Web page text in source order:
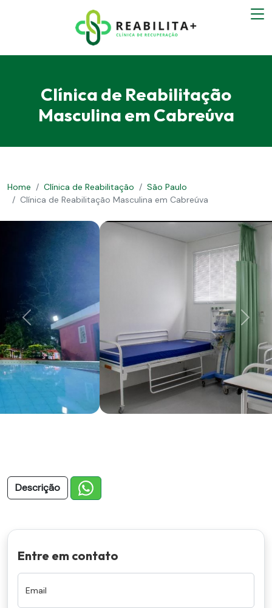
Clínica de Reabilitação
Masculina em Cabreúva
Home Clínica de Reabilitação
São Paulo
Clínica de Reabilitação Masculina em Cabreúva
Previous Next
Descrição
Entre em contato
Email